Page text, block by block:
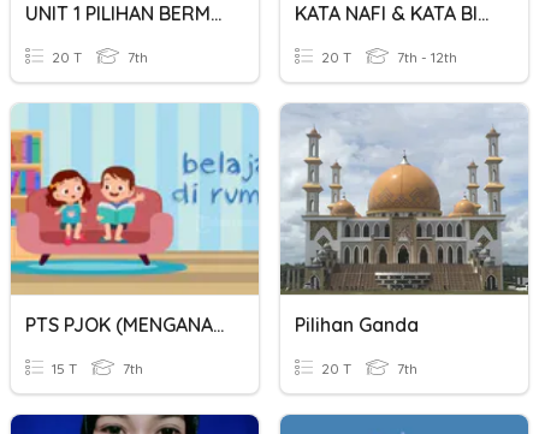
UNIT 1 PILIHAN BERMORAL PILIHAN SAYA
20 T 7th
KATA NAFI & KATA BILANGAN
20 T 7th - 12th
PTS PJOK (MENGANALISIS)
15 T 7th
Pilihan Ganda
20 T 7th